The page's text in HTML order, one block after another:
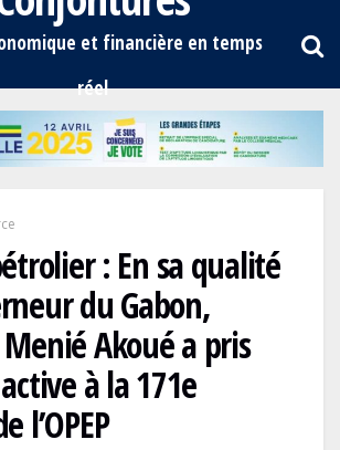
: En sa qualité
du Gabon,
Akoué a pris
à la 171e
l’OPEP